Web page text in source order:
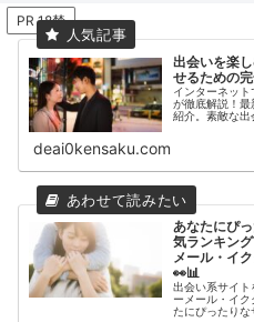
PR 18禁
出会いを楽
せるための
インターネッ
が徹底解説！最
紹介。素敵な出
deai0kensaku.com
あなたにぴ
気ランキン
メール・イ
👀📊
出会い系サイ
ーメール・イ
たにぴったりな